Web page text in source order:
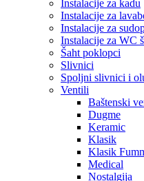
Instalacije za kadu
Instalacije za
Instalacije za
Instalacije za WC
Šaht poklopci
Slivnici
Spoljni slivnici i
Ventili
Baštenski
Dugme
Keramic
Klasik
Klasik
Medical
Nostalgija